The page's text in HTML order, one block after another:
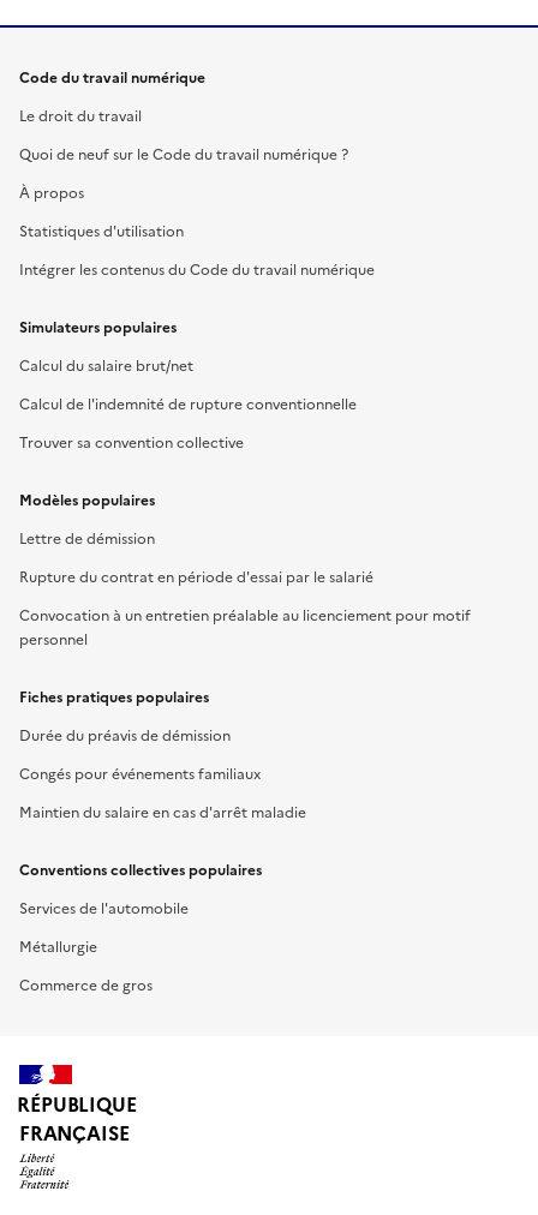
Code du travail numérique
Le droit du travail
Quoi de neuf sur le Code du travail numérique ?
À propos
Statistiques d'utilisation
Intégrer les contenus du Code du travail numérique
Simulateurs populaires
Calcul du salaire brut/net
Calcul de l'indemnité de rupture conventionnelle
Trouver sa convention collective
Modèles populaires
Lettre de démission
Rupture du contrat en période d'essai par le salarié
Convocation à un entretien préalable au licenciement pour motif
personnel
Fiches pratiques populaires
Durée du préavis de démission
Congés pour événements familiaux
Maintien du salaire en cas d'arrêt maladie
Conventions collectives populaires
Services de l'automobile
Métallurgie
Commerce de gros
RÉPUBLIQUE
FRANÇAISE